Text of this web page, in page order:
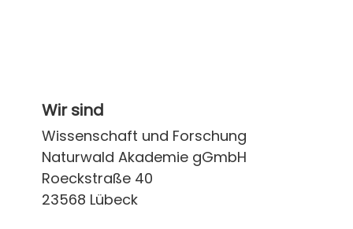
Wir sind
Wissenschaft und Forschung
Naturwald Akademie gGmbH
Roeckstraße 40
23568 Lübeck